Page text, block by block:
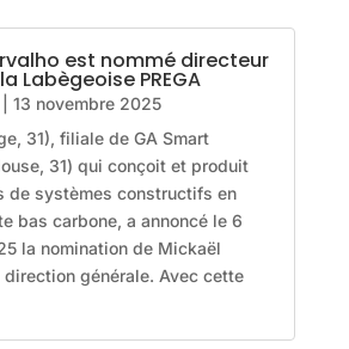
est nommé directeur
Labègeoise PREGA
13 novembre 2025
31), filiale de GA Smart
31) qui conçoit et produit
de systèmes constructifs en
bas carbone, a annoncé le 6
la nomination de Mickaël
direction générale. Avec cette